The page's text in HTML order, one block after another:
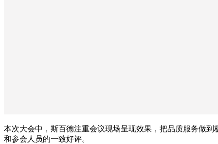
本次大会中，斯百德注重会议现场呈现效果，把品质服务做
和参会人员的一致好评。